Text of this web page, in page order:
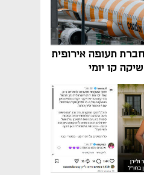
תעופה אירופית
קו יומי